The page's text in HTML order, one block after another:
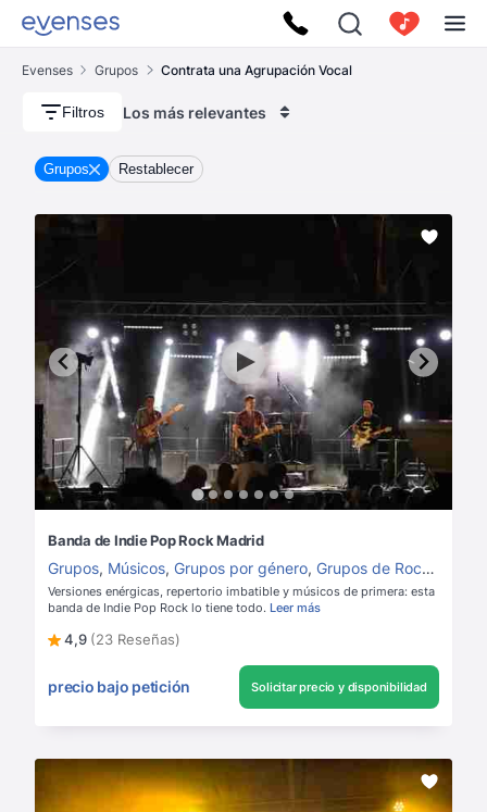
Evenses Grupos Contrata una Agrupación Vocal
Filtros Los más relevantes
Grupos Restablecer
Banda de Indie Pop Rock Madrid
Grupos, Músicos, Grupos por género, Grupos de Rock ,
Versiones enérgicas, repertorio imbatible y músicos de primera: esta
banda de Indie Pop Rock lo tiene todo. Leer más
4,9 (23 Reseñas)
precio bajo petición Solicitar precio y disponibilidad